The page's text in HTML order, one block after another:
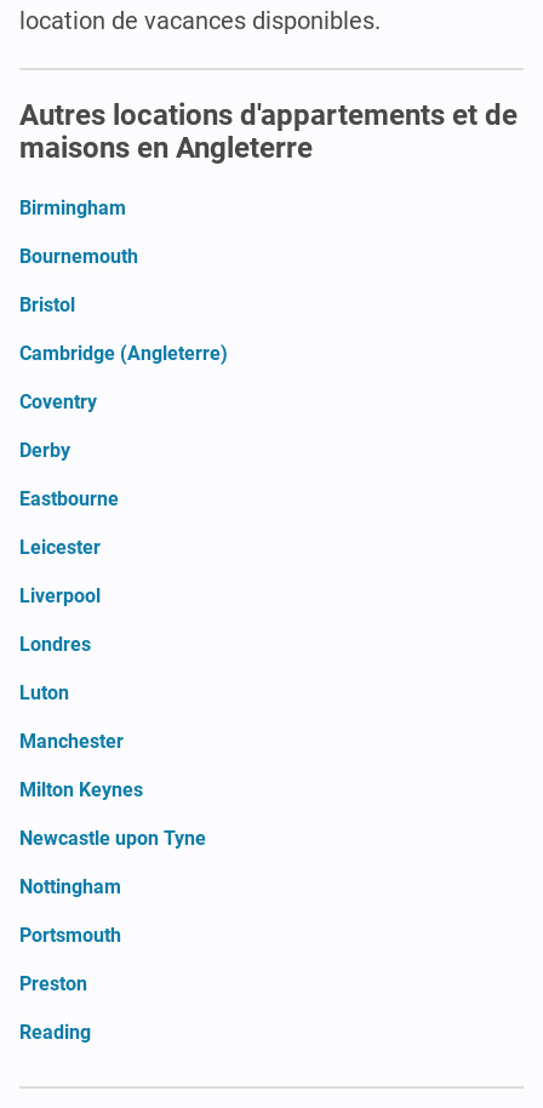
location de vacances disponibles.
Autres locations d'appartements et de
maisons en Angleterre
Birmingham
Bournemouth
Bristol
Cambridge (Angleterre)
Coventry
Derby
Eastbourne
Leicester
Liverpool
Londres
Luton
Manchester
Milton Keynes
Newcastle upon Tyne
Nottingham
Portsmouth
Preston
Reading